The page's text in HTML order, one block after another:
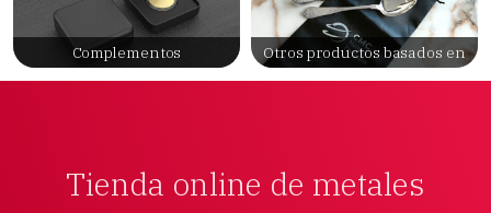
Complementos
Otros productos basados en
metales
Tienda online de metales